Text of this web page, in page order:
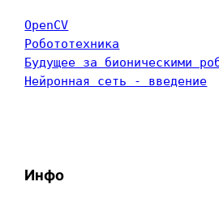
OpenCV
Робототехника
Будущее за бионическими
Нейронная сеть - введение
Инфо